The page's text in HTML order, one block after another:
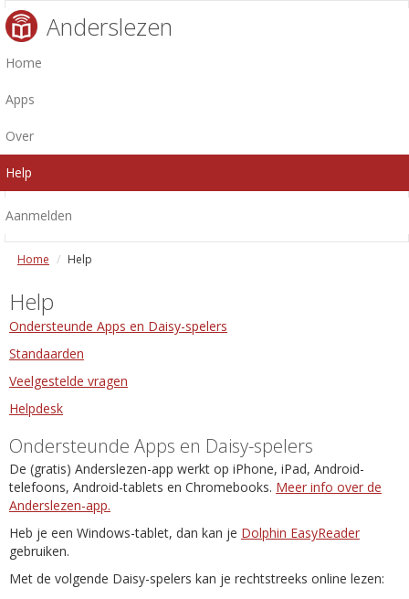
Anderslezen
Home
Apps
Over
Help
Aanmelden
Home Help
Help
Ondersteunde Apps en Daisy-spelers
Standaarden
Veelgestelde vragen
Helpdesk
Ondersteunde Apps en Daisy-spelers
De (gratis) Anderslezen-app werkt op iPhone, iPad, Android-
telefoons, Android-tablets en Chromebooks. Meer info over de
Anderslezen-app.
Heb je een Windows-tablet, dan kan je Dolphin EasyReader
gebruiken.
Met de volgende Daisy-spelers kan je rechtstreeks online lezen: